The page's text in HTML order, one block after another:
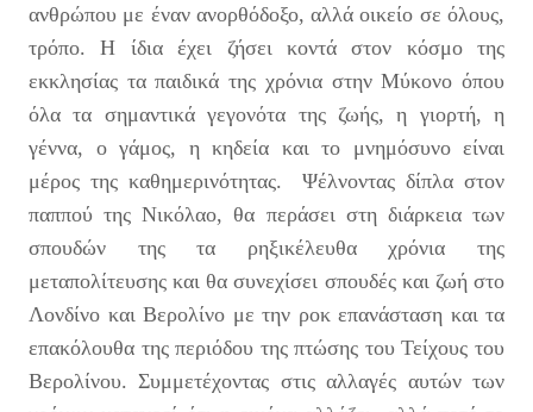
ανθρώπου με έναν ανορθόδοξο, αλλά οικείο σε όλους,
τρόπο. Η ίδια έχει ζήσει κοντά στον κόσμο της
εκκλησίας τα παιδικά της χρόνια στην Μύκονο όπου
όλα τα σημαντικά γεγονότα της ζωής, η γιορτή, η
γέννα, ο γάμος, η κηδεία και το μνημόσυνο είναι
μέρος της καθημερινότητας. Ψέλνοντας δίπλα στον
παππού της Νικόλαο, θα περάσει στη διάρκεια των
σπουδών της τα ρηξικέλευθα χρόνια της
μεταπολίτευσης και θα συνεχίσει σπουδές και ζωή στο
Λονδίνο και Βερολίνο με την ροκ επανάσταση και τα
επακόλουθα της περιόδου της πτώσης του Τείχους του
Βερολίνου. Συμμετέχοντας στις αλλαγές αυτών των